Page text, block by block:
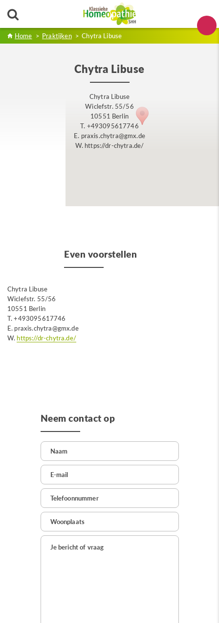
Home > Praktijken > Chytra Libuse
Chytra Libuse
Chytra Libuse
Wiclefstr. 55/56
10551 Berlin
T. +493095617746
E. praxis.chytra@gmx.de
W. https://dr-chytra.de/
Even voorstellen
Chytra Libuse
Wiclefstr. 55/56
10551 Berlin
T. +493095617746
E. praxis.chytra@gmx.de
W.https://dr-chytra.de/
Neem contact op